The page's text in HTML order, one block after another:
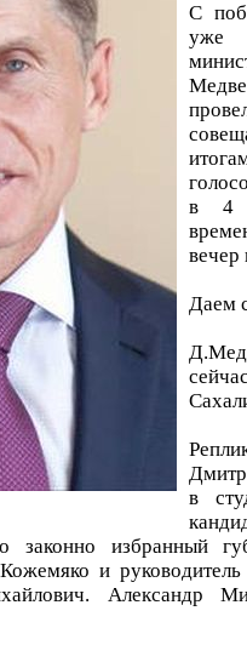
С
уже
в 4
Даем
в
избранный
и руководитель
Александр